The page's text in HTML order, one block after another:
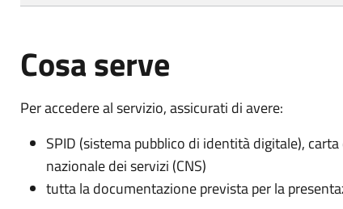
Cosa serve
Per accedere al servizio, assicurati di avere:
SPID (sistema pubblico di identità digitale),
nazionale dei servizi (CNS)
tutta la documentazione prevista per la